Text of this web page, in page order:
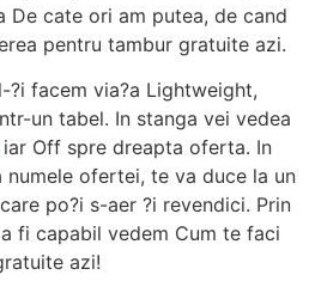
De cate ori am putea, de cand
pentru tambur gratuite azi.
facem via?a Lightweight,
un tabel. In stanga vei vedea
iar Off spre dreapta oferta. In
ofertei, te va duce la un
po?i s-aer ?i revendici. Prin
fi capabil vedem Cum te faci
azi!